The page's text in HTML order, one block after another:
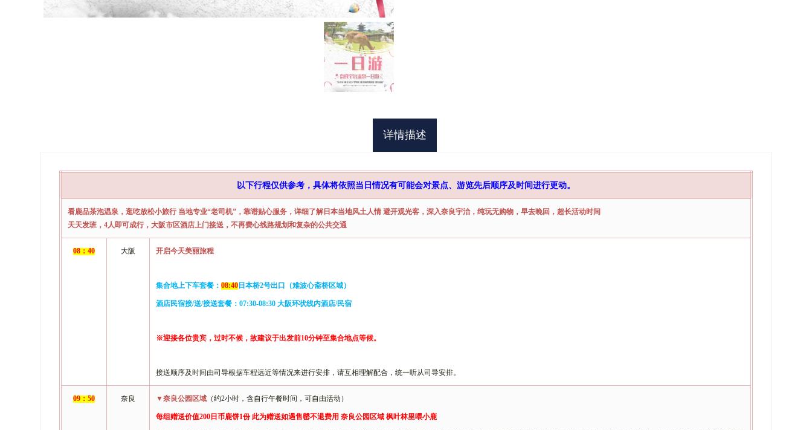
详情描述
以下行程仅供参考，具体将依照当日情况有可能会对景点、游览先后顺序及时间进行更动。
看鹿品茶泡温泉，逛吃放松小旅行 当地专业“老司机”，靠谱贴心服务，详细了解日本当地风土人情 避开观光客，深入奈良宇治，纯玩无购物，早去晚回，超长活动时间
天天发班， 4人即可成行，大阪市区酒店上门接送，不再费心线路规划和复杂的公共交通
08 ： 40 大阪 开启今天美丽旅程
集合地上下车套餐： 08:40 日本桥2号出口（难波心斋桥区域）
酒店民宿接/送/接送套餐：07:30-08:30 大阪环状线内酒店/民宿
※迎接各位贵宾， 过时不候，故建议于出发前10分钟至集合地点等候。
接送顺序及时间由司导根据车程远近等情况来进行安排，请互相理解配合，统一听从司导安排。
09 ： 50 奈良 ▼奈良公园区域 （约2小时，含自行午餐时间，可自由活动）
每组赠送价值200日币鹿饼1份 此为赠送如遇售罄不退费用 奈良公园区域 枫叶林里喂小鹿